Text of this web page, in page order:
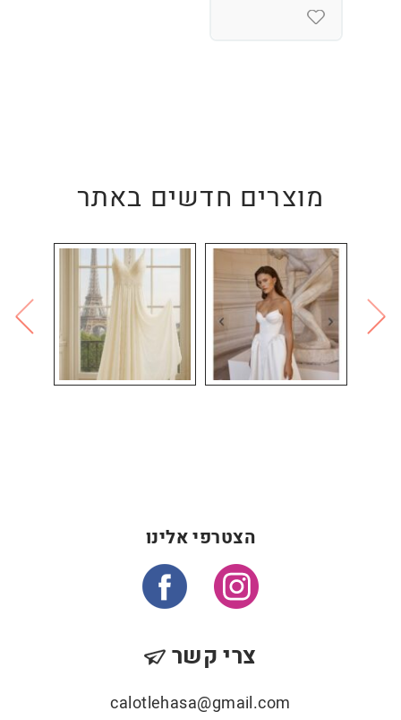
מוצרים חדשים באתר
הצטרפי אלינו
צרי קשר
calotlehasa@gmail.com